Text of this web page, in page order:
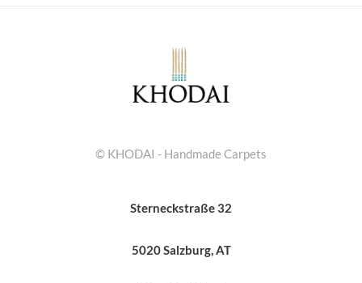
© KHODAI - Handmade Carpets
Sterneckstraße 32
5020 Salzburg, AT